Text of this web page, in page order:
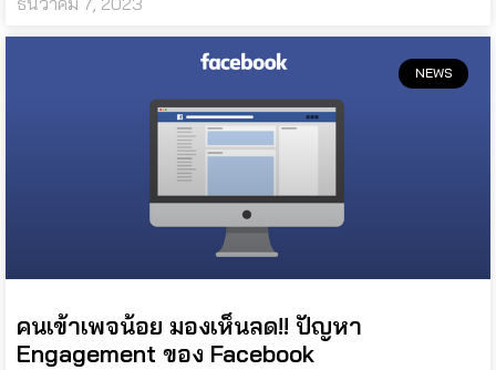
NEWS
คนเข้าเพจน้อย มองเห็นลด!! ปัญหา
Engagement ของ Facebook